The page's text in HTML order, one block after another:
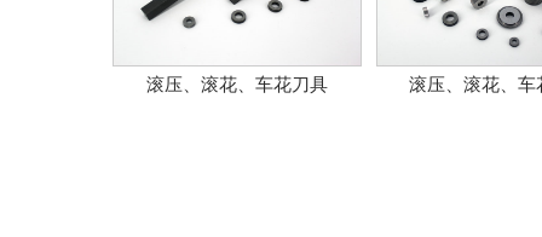
滚压、滚花、车花刀具 滚压、滚花、车